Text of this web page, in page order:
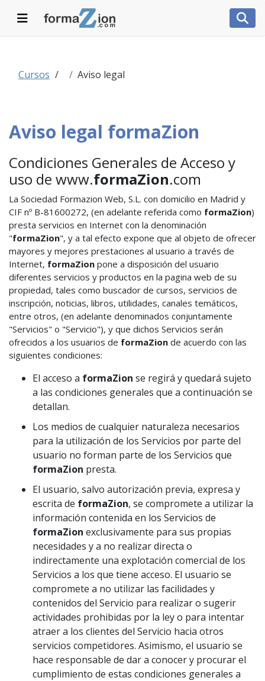
Desplegar navegación
Cursos Aviso legal
Aviso legal formaZion
Condiciones Generales de Acceso y
uso de www.formaZion.com
La Sociedad Formazion Web, S.L. con domicilio en Madrid y
CIF nº B-81600272, (en adelante referida como formaZion)
presta servicios en Internet con la denominación
"formaZion", y a tal efecto expone que al objeto de ofrecer
mayores y mejores prestaciones al usuario a través de
Internet, formaZion pone a disposición del usuario
diferentes servicios y productos en la pagina web de su
propiedad, tales como buscador de cursos, servicios de
inscripción, noticias, libros, utilidades, canales temáticos,
entre otros, (en adelante denominados conjuntamente
"Servicios" o "Servicio"), y que dichos Servicios serán
ofrecidos a los usuarios de formaZion de acuerdo con las
siguientes condiciones:
El acceso a formaZion se regirá y quedará sujeto
a las condiciones generales que a continuación se
detallan.
Los medios de cualquier naturaleza necesarios
para la utilización de los Servicios por parte del
usuario no forman parte de los Servicios que
formaZion presta.
El usuario, salvo autorización previa, expresa y
escrita de formaZion, se compromete a utilizar la
información contenida en los Servicios de
formaZion exclusivamente para sus propias
necesidades y a no realizar directa o
indirectamente una explotación comercial de los
Servicios a los que tiene acceso. El usuario se
compromete a no utilizar las facilidades y
contenidos del Servicio para realizar o sugerir
actividades prohibidas por la ley o para intentar
atraer a los clientes del Servicio hacia otros
servicios competidores. Asimismo, el usuario se
hace responsable de dar a conocer y procurar el
cumplimiento de estas condiciones generales a